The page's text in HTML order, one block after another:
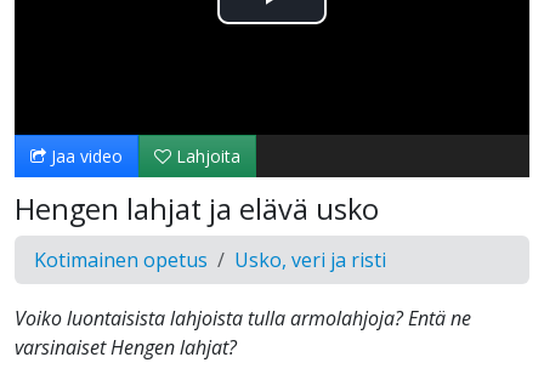
Toista
Jaa video Lahjoita
Hengen lahjat ja elävä usko
Kotimainen opetus Usko, veri ja risti
Voiko luontaisista lahjoista tulla armolahjoja? Entä ne
varsinaiset Hengen lahjat?